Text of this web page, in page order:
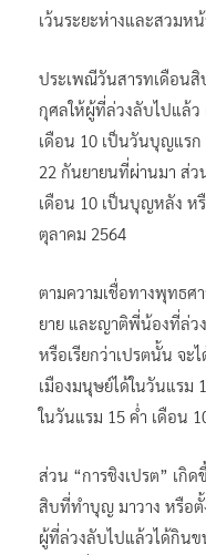
เว้นระยะห่างและสวมห
ประเพณีวันสารทเดือน
กุศลให้ผู้ที่ล่วงลับไปแล้ว
เดือน 10 เป็นวันบุญแร
22 กันยายนที่ผ่านมา ส่ว
เดือน 10 เป็นบุญหลัง ห
ตุลาคม 2564
ตามความเชื่อทางพุทธศ
ยาย และญาติพี่น้องที่ล่ว
หรือเรียกว่าเปรตนั้น จ
เมืองมนุษย์ได้ในวันแรม
ในวันแรม 15 ค่ำ เดือน
ส่วน “การชิงเปรต” เกิ
สิบที่ทำบุญ มาวาง หรือตั้
ผู้ที่ล่วงลับไปแล้วได้กิน